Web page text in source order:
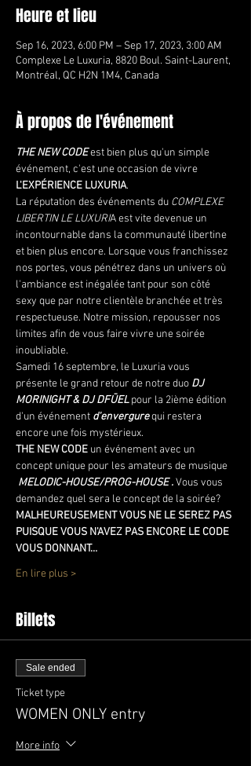
Heure et lieu
Sep 16, 2023, 6:00 PM – Sep 17, 2023, 3:00 AM
Complexe Le Luxuria, 8820 Boul. Saint-Laurent,
Montréal, QC H2N 1M4, Canada
À propos de l'événement
THE NEW CODE est bien plus qu'un simple
événement, c'est une occasion de vivre
L'EXPÉRIENCE LUXURIA.
La réputation des événements du COMPLEXE
LIBERTIN LE LUXURIA est vite devenue un
incontournable dans la communauté libertine
et bien plus encore. Lorsque vous franchissez
nos portes, vous pénétrez dans un univers où
l'ambiance est inégalée tant pour son côté
sexy que par notre clientèle branchée et très
respectueuse. Notre mission, repousser nos
limites afin de vous faire vivre une soirée
inoubliable.
Samedi 16 septembre, le Luxuria vous
présente le grand retour de notre duo DJ
MORINIGHT & DJ DFŪEL pour la 2ième édition
d'un événement d'envergure qui restera
encore une fois mystérieux.
THE NEW CODE un événement avec un
concept unique pour les amateurs de musique
MELODIC-HOUSE/PROG-HOUSE . Vous vous
demandez quel sera le concept de la soirée?
MALHEUREUSEMENT VOUS NE LE SEREZ PAS
PUISQUE VOUS N'AVEZ PAS ENCORE LE CODE
VOUS DONNANT…
En lire plus >
Billets
Sale ended
Ticket type
WOMEN ONLY entry
More info